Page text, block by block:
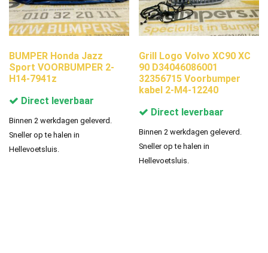
BUMPER Honda Jazz
Sport VOORBUMPER 2-
H14-7941z
Direct leverbaar
Binnen 2 werkdagen geleverd.
Sneller op te halen in
Hellevoetsluis.
Grill Logo Volvo XC90 XC
90 D34046086001
32356715 Voorbumper
kabel 2-M4-12240
Direct leverbaar
Binnen 2 werkdagen geleverd.
Sneller op te halen in
Hellevoetsluis.